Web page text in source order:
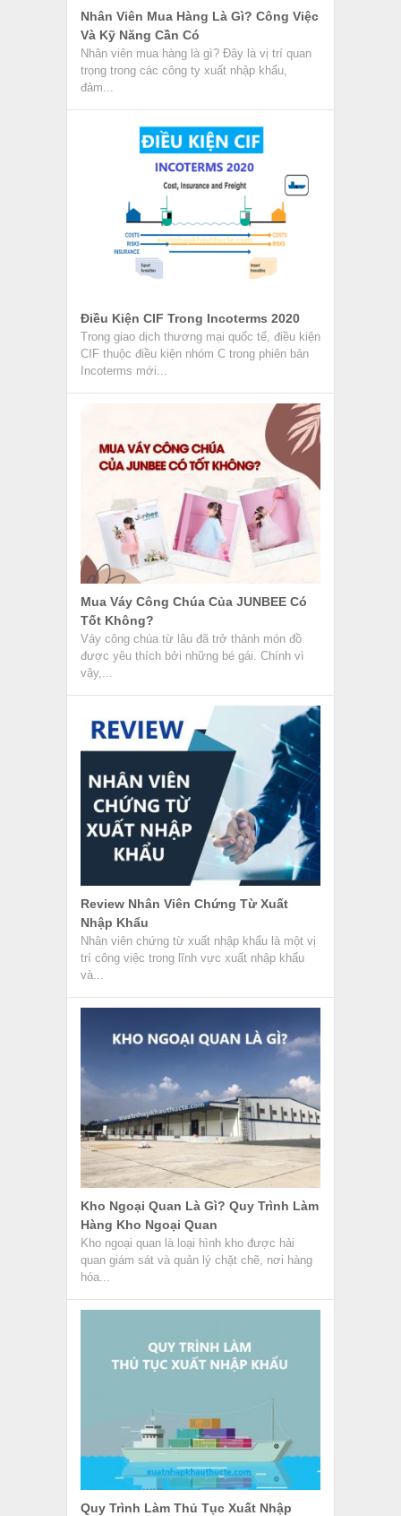
Nhân Viên Mua Hàng Là Gì? Công Việc
Và Kỹ Năng Cần Có
Nhân viên mua hàng là gì? Đây là vị trí quan
trọng trong các công ty xuất nhập khẩu,
đảm...
Điều Kiện CIF Trong Incoterms 2020
Trong giao dịch thương mại quốc tế, điều kiện
CIF thuộc điều kiện nhóm C trong phiên bản
Incoterms mới...
Mua Váy Công Chúa Của JUNBEE Có
Tốt Không?
Váy công chúa từ lâu đã trở thành món đồ
được yêu thích bởi những bé gái. Chính vì
vậy,...
Review Nhân Viên Chứng Từ Xuất
Nhập Khẩu
Nhân viên chứng từ xuất nhập khẩu là một vị
trí công việc trong lĩnh vực xuất nhập khẩu
và...
Kho Ngoại Quan Là Gì? Quy Trình Làm
Hàng Kho Ngoại Quan
Kho ngoại quan là loại hình kho được hải
quan giám sát và quản lý chặt chẽ, nơi hàng
hóa...
Quy Trình Làm Thủ Tục Xuất Nhập